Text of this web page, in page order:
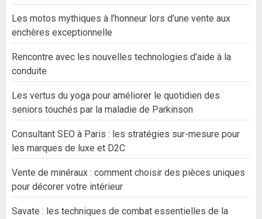
Les motos mythiques à l’honneur lors d’une vente aux
enchères exceptionnelle
Rencontre avec les nouvelles technologies d’aide à la
conduite
Les vertus du yoga pour améliorer le quotidien des
seniors touchés par la maladie de Parkinson
Consultant SEO à Paris : les stratégies sur-mesure pour
les marques de luxe et D2C
Vente de minéraux : comment choisir des pièces uniques
pour décorer votre intérieur
Savate : les techniques de combat essentielles de la